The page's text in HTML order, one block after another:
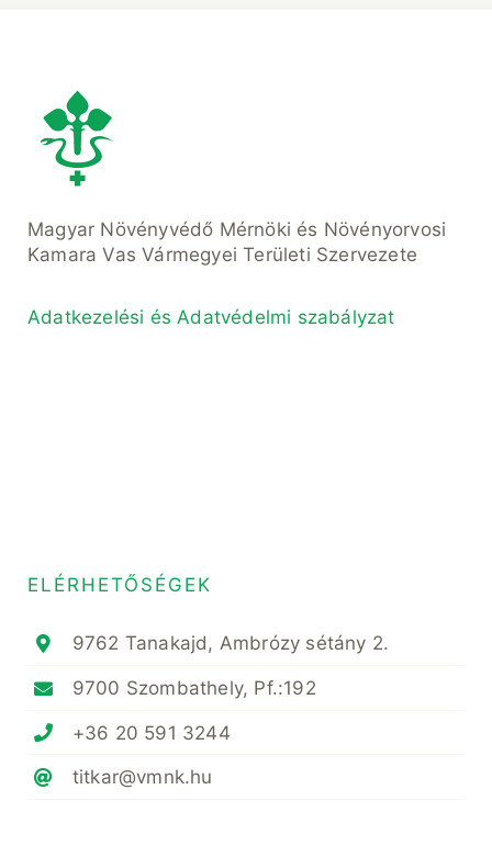
Magyar Növényvédő Mérnöki és Növényorvosi
Kamara Vas Vármegyei Területi Szervezete
Adatkezelési és Adatvédelmi szabályzat
ELÉRHETŐSÉGEK
9762 Tanakajd, Ambrózy sétány 2.
9700 Szombathely, Pf.:192
+36 20 591 3244
titkar@vmnk.hu